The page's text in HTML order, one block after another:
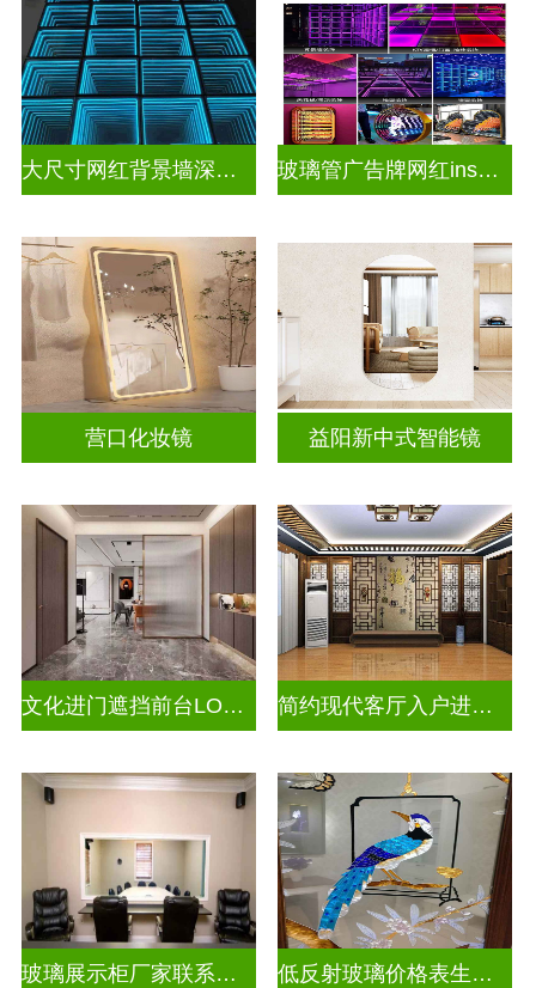
大尺寸网红背景墙深渊镜 玻璃管广告牌网红ins灯带造型装饰千层镜深渊镜
营口化妆镜 益阳新中式智能镜
文化进门遮挡前台LOGO山水画背景墙玻璃 简约现代客厅入户进门遮挡玻璃屏风
玻璃展示柜厂家联系方式 低反射玻璃价格表生产电话